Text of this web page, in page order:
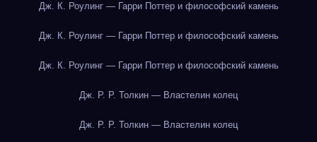
Дж. К. Роулинг — Гарри Поттер и философский камень
Дж. К. Роулинг — Гарри Поттер и философский камень
Дж. К. Роулинг — Гарри Поттер и философский камень
Дж. Р. Р. Толкин — Властелин колец
Дж. Р. Р. Толкин — Властелин колец